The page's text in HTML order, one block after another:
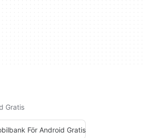
Gratis
För Android Gratis